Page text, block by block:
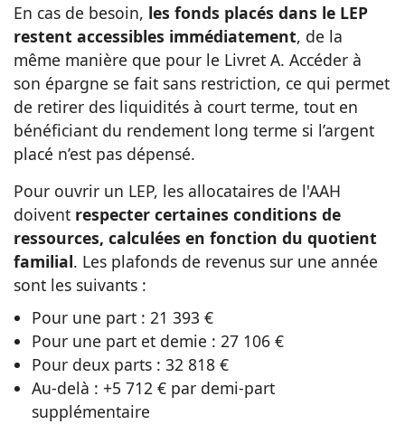
En cas de besoin, les fonds placés dans le LEP
restent accessibles immédiatement, de la
même manière que pour le Livret A. Accéder à
son épargne se fait sans restriction, ce qui permet
de retirer des liquidités à court terme, tout en
bénéficiant du rendement long terme si l’argent
placé n’est pas dépensé.
Pour ouvrir un LEP, les allocataires de l'AAH
doivent respecter certaines conditions de
ressources, calculées en fonction du quotient
familial. Les plafonds de revenus sur une année
sont les suivants :
Pour une part : 21 393 €
Pour une part et demie : 27 106 €
Pour deux parts : 32 818 €
Au-delà : +5 712 € par demi-part
supplémentaire